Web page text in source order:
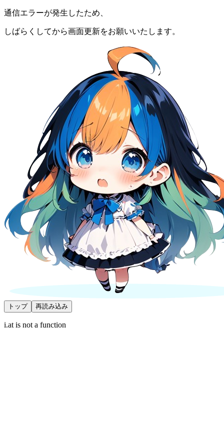
通信エラーが発生したため、
しばらくしてから画面更新をお願いいたします。
トップ 再読み込み
i.at is not a function